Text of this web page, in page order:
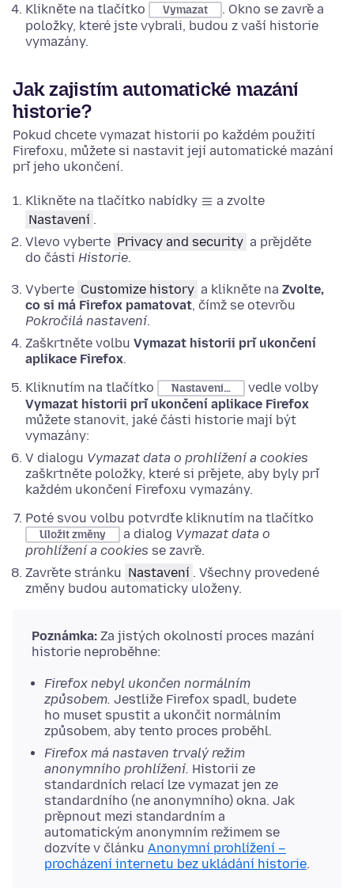
Klikněte na tlačítko
Vymazat
. Okno se zavře a
položky, které jste vybrali, budou z vaší historie
vymazány.
Jak zajistím automatické mazání
historie?
Pokud chcete vymazat historii po každém použití
Firefoxu, můžete si nastavit její automatické mazání
při jeho ukončení.
Klikněte na tlačítko nabídky
a zvolte
Nastavení .
Vlevo vyberte Privacy and security a přejděte
do části Historie.
Vyberte Customize history a klikněte na Zvolte,
co si má Firefox pamatovat, čímž se otevřou
Pokročilá nastavení.
Zaškrtněte volbu Vymazat historii při ukončení
aplikace Firefox.
Kliknutím na tlačítko
Nastavení…
vedle volby
Vymazat historii při ukončení aplikace Firefox
můžete stanovit, jaké části historie mají být
vymazány:
V dialogu Vymazat data o prohlížení a cookies
zaškrtněte položky, které si přejete, aby byly při
každém ukončení Firefoxu vymazány.
Poté svou volbu potvrďte kliknutím na tlačítko
Uložit změny a dialog Vymazat data o
prohlížení a cookies se zavře.
Zavřete stránku Nastavení . Všechny provedené
změny budou automaticky uloženy.
Poznámka: Za jistých okolností proces mazání
historie neproběhne:
Firefox nebyl ukončen normálním
způsobem. Jestliže Firefox spadl, budete
ho muset spustit a ukončit normálním
způsobem, aby tento proces proběhl.
Firefox má nastaven trvalý režim
anonymního prohlížení. Historii ze
standardních relací lze vymazat jen ze
standardního (ne anonymního) okna. Jak
přepnout mezi standardním a
automatickým anonymním režimem se
dozvíte v článku Anonymní prohlížení –
procházení internetu bez ukládání historie.